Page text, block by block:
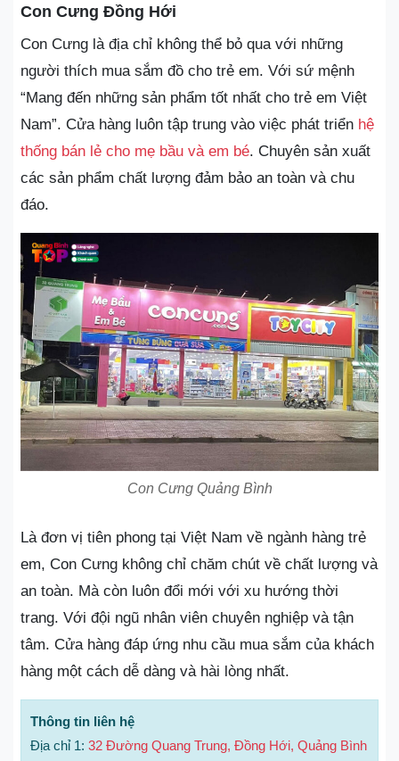
Con Cưng Đồng Hới
Con Cưng là địa chỉ không thể bỏ qua với những
người thích mua sắm đồ cho trẻ em. Với sứ mệnh
“Mang đến những sản phẩm tốt nhất cho trẻ em Việt
Nam”. Cửa hàng luôn tập trung vào việc phát triển hệ
thống bán lẻ cho mẹ bầu và em bé. Chuyên sản xuất
các sản phẩm chất lượng đảm bảo an toàn và chu
đáo.
Con Cưng Quảng Bình
Là đơn vị tiên phong tại Việt Nam về ngành hàng trẻ
em, Con Cưng không chỉ chăm chút về chất lượng và
an toàn. Mà còn luôn đổi mới với xu hướng thời
trang. Với đội ngũ nhân viên chuyên nghiệp và tận
tâm. Cửa hàng đáp ứng nhu cầu mua sắm của khách
hàng một cách dễ dàng và hài lòng nhất.
Thông tin liên hệ
Địa chỉ 1: 32 Đường Quang Trung, Đồng Hới, Quảng Bình